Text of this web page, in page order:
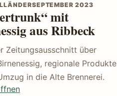
SEPTEMBER 2023
mit
aus Ribbeck
Zeitungsausschnitt über
regionale Produkte
in die Alte Brennerei.